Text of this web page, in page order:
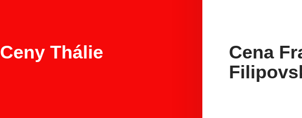
Ceny Thálie
Cena